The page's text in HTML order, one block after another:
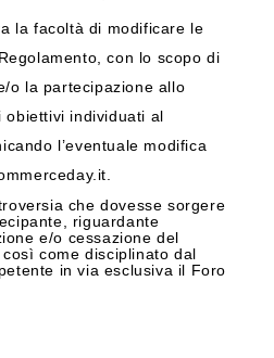
la facoltà di modificare le
con lo scopo di
o la partecipazione allo
obiettivi individuati al
l’eventuale modifica
che dovesse sorgere
riguardante
e/o cessazione del
come disciplinato dal
in via esclusiva il Foro